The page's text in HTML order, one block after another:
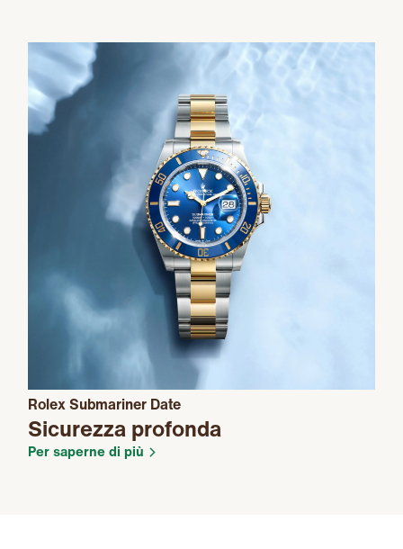
Rolex Submariner Date
Sicurezza profonda
Per saperne di più